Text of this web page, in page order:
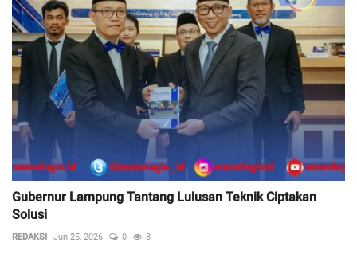
Gubernur Lampung Tantang Lulusan Teknik Ciptakan
Solusi
REDAKSI Jun 25, 2026 0 8